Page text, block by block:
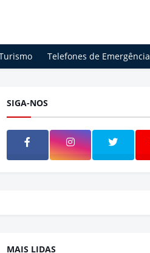
Telefones de Emergência
SIGA-NOS
MAIS LIDAS